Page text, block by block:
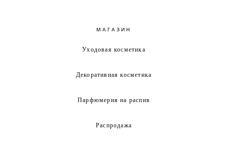
МАГАЗИН
Уходовая косметика
Декоративная косметика
Парфюмерия на распив
Распродажа